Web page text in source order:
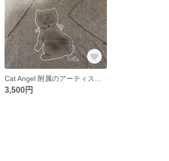
3,500円